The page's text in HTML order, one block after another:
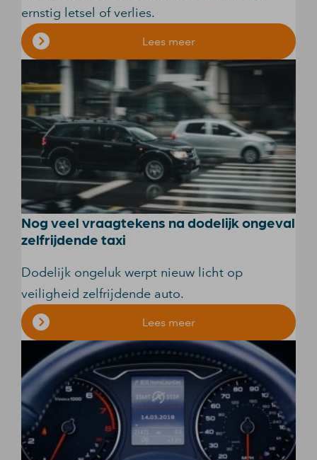
ernstig letsel of verlies.
Lees meer
Nog veel vraagtekens na dodelijk ongeval
zelfrijdende taxi
Dodelijk ongeluk werpt nieuw licht op
veiligheid zelfrijdende auto.
Lees meer